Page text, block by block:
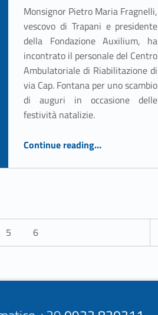
Monsignor Pietro Maria Fragnelli,
vescovo di Trapani e presidente
della Fondazione Auxilium, ha
incontrato il personale del Centro
Ambulatoriale di Riabilitazione di
via Cap. Fontana per uno scambio
di auguri in occasione delle
festività natalizie.
Continue reading“Gli auguri de Vescovo Fragnelli al personale del Car”
…
5 6